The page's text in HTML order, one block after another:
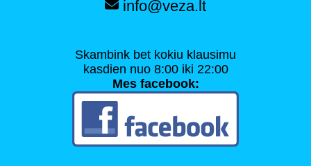
info@veza.lt
Skambink bet kokiu klausimu
kasdien nuo 8:00 iki 22:00
Mes facebook: